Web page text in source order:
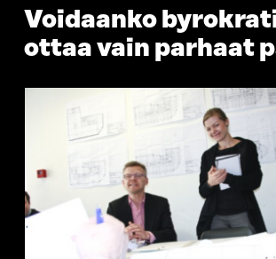
Voidaanko
ottaa vain parhaat